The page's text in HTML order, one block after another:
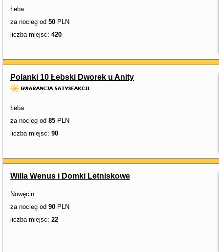
Łeba
za nocleg od 50 PLN
liczba miejsc: 420
Polanki 10 Łebski Dworek u Anity
Łeba
za nocleg od 85 PLN
liczba miejsc: 90
Willa Wenus i Domki Letniskowe
Nowęcin
za nocleg od 90 PLN
liczba miejsc: 22